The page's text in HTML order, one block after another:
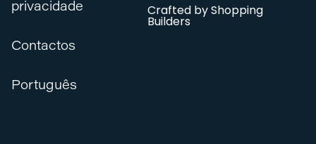
privacidade
Contactos
Português
Crafted byShopping
Builders